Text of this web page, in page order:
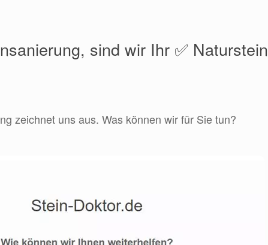
sind wir Ihr ✅ Naturstein
zeichnet uns aus. Was können wir für Sie tun?